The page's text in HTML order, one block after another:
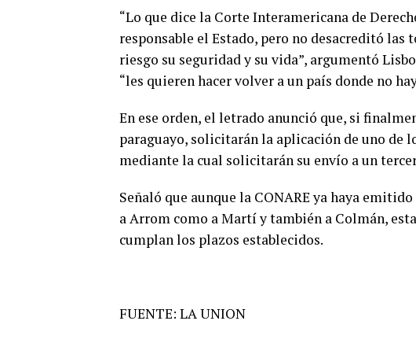
“Lo que dice la Corte Interamericana de
responsable el Estado, pero no desacreditó las
riesgo su seguridad y su vida”, argumentó
“les quieren hacer volver a un país donde no
En ese orden, el letrado anunció que, si
paraguayo, solicitarán la aplicación de uno de
mediante la cual solicitarán su envío a un
Señaló que aunque la CONARE ya haya
a Arrom como a Martí y también a Colmán,
cumplan los plazos establecidos.
FUENTE: LA UNION